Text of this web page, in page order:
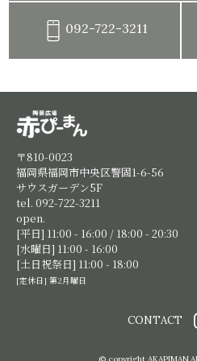
092-722-3211
〒810-0023
福岡県福岡市中央区警固1-6-56
サウスガーデン5F
tel. 092-722-3211
open.
[平日] 11:00 - 16:00 / 18:00 - 20:30
[水曜日] 11:00 - 16:00
[土日祝祭日] 11:00 - 18:00
[定休日] 第2月曜日
CONTACT
© copyright